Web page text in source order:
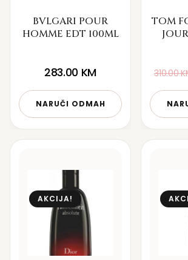
BVLGARI POUR
HOMME EDT 100ML
283.00 KM
NARUČI ODMAH
TOM
310.00
AKCIJA!